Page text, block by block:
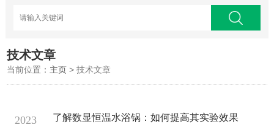
技术文章
当前位置： 主页 > 技术文章
了解数显恒温水浴锅：如何提高其实验效果
2023